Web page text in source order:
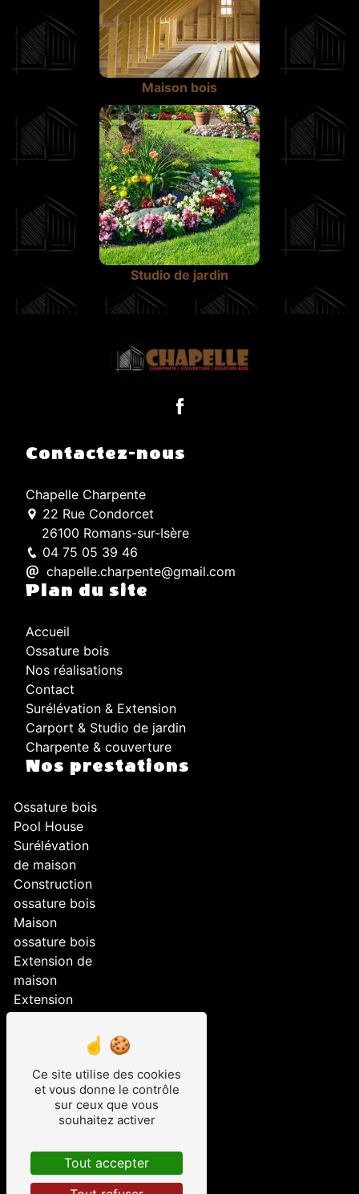
Maison bois
Studio de jardin
Contactez-nous
Chapelle Charpente
22 Rue Condorcet
26100 Romans-sur-Isère
04 75 05 39 46
chapelle.charpente@gmail.com
Plan du site
Accueil
Ossature bois
Nos réalisations
Contact
Surélévation & Extension
Carport & Studio de jardin
Charpente & couverture
Nos prestations
Ossature bois
Pool House
Surélévation
de maison
Construction
ossature bois
Maison
ossature bois
Extension de
maison
Extension
Construction
maison
ossature bois
Surélévation
Studio de
jardin
Ce site utilise des cookies
et vous donne le contrôle
sur ceux que vous
souhaitez activer
Tout accepter